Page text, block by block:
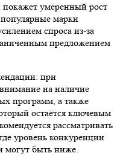
умеренный рост
марки
спроса из-за
предложением
при
на наличие
программ, а также
остаётся ключевым
рассматривать
уровень конкуренции
могут быть ниже.